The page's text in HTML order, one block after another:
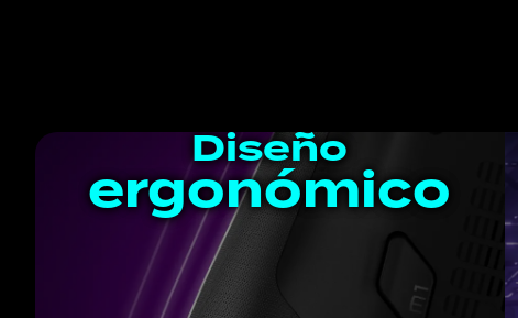
Diseño
ergonómico